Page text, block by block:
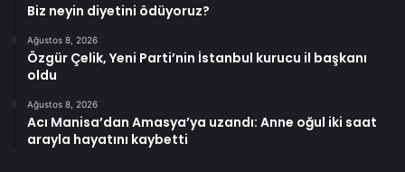
Biz neyin diyetini ödüyoruz?
Ağustos 8, 2026
Özgür Çelik, Yeni Parti’nin İstanbul kurucu il başkanı
oldu
Ağustos 8, 2026
Acı Manisa’dan Amasya’ya uzandı: Anne oğul iki saat
arayla hayatını kaybetti